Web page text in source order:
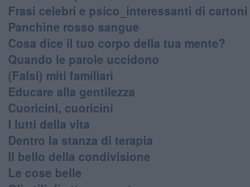
​Frasi celebri e psico_interessanti di cartoni
​Panchine rosso sangue
​Cosa dice il tuo corpo della tua mente?
​Quando le parole uccidono
​(Falsi) miti familiari
​Educare alla gentilezza
​Cuoricini, cuoricini
I lutti della vita
​Dentro la stanza di terapia
​Il bello della condivisione
Le cose belle